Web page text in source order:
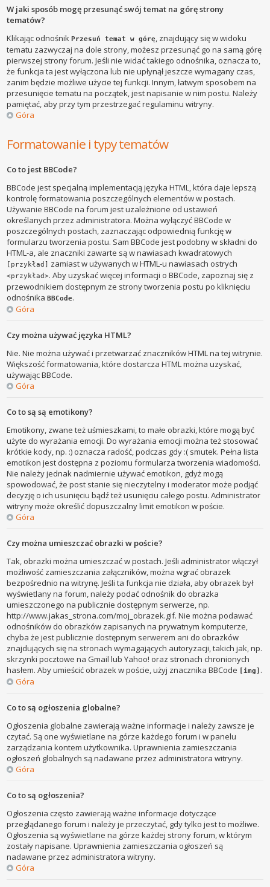
W jaki sposób mogę przesunąć swój temat na górę strony
tematów?
Klikając odnośnikPrzesuń temat w górę, znajdujący się w widoku
tematu zazwyczaj na dole strony, możesz przesunąć go na samą górę
pierwszej strony forum. Jeśli nie widać takiego odnośnika, oznacza to,
że funkcja ta jest wyłączona lub nie upłynął jeszcze wymagany czas,
zanim będzie możliwe użycie tej funkcji. Innym, łatwym sposobem na
przesunięcie tematu na początek, jest napisanie w nim postu. Należy
pamiętać, aby przy tym przestrzegać regulaminu witryny.
Góra
Formatowanie i typy tematów
Co to jest BBCode?
BBCode jest specjalną implementacją języka HTML, która daje lepszą
kontrolę formatowania poszczególnych elementów w postach.
Używanie BBCode na forum jest uzależnione od ustawień
określanych przez administratora. Można wyłączyć BBCode w
poszczególnych postach, zaznaczając odpowiednią funkcję w
formularzu tworzenia postu. Sam BBCode jest podobny w składni do
HTML-a, ale znaczniki zawarte są w nawiasach kwadratowych
[przykład] zamiast w używanych w HTML-u nawiasach ostrych
<przykład>. Aby uzyskać więcej informacji o BBCode, zapoznaj się z
przewodnikiem dostępnym ze strony tworzenia postu po kliknięciu
odnośnikaBBCode.
Góra
Czy można używać języka HTML?
Nie. Nie można używać i przetwarzać znaczników HTML na tej witrynie.
Większość formatowania, które dostarcza HTML można uzyskać,
używając BBCode.
Góra
Co to są są emotikony?
Emotikony, zwane też uśmieszkami, to małe obrazki, które mogą być
użyte do wyrażania emocji. Do wyrażania emocji można też stosować
krótkie kody, np. :) oznacza radość, podczas gdy :( smutek. Pełna lista
emotikon jest dostępna z poziomu formularza tworzenia wiadomości.
Nie należy jednak nadmiernie używać emotikon, gdyż mogą
spowodować, że post stanie się nieczytelny i moderator może podjąć
decyzję o ich usunięciu bądź też usunięciu całego postu. Administrator
witryny może określić dopuszczalny limit emotikon w poście.
Góra
Czy można umieszczać obrazki w poście?
Tak, obrazki można umieszczać w postach. Jeśli administrator włączył
możliwość zamieszczania załączników, można wgrać obrazek
bezpośrednio na witrynę. Jeśli ta funkcja nie działa, aby obrazek był
wyświetlany na forum, należy podać odnośnik do obrazka
umieszczonego na publicznie dostępnym serwerze, np.
http://www.jakas_strona.com/moj_obrazek.gif. Nie można podawać
odnośników do obrazków zapisanych na prywatnym komputerze,
chyba że jest publicznie dostępnym serwerem ani do obrazków
znajdujących się na stronach wymagających autoryzacji, takich jak, np.
skrzynki pocztowe na Gmail lub Yahoo! oraz stronach chronionych
hasłem. Aby umieścić obrazek w poście, użyj znacznika BBCode [img] .
Góra
Co to są ogłoszenia globalne?
Ogłoszenia globalne zawierają ważne informacje i należy zawsze je
czytać. Są one wyświetlane na górze każdego forum i w panelu
zarządzania kontem użytkownika. Uprawnienia zamieszczania
ogłoszeń globalnych są nadawane przez administratora witryny.
Góra
Co to są ogłoszenia?
Ogłoszenia często zawierają ważne informacje dotyczące
przeglądanego forum i należy je przeczytać, gdy tylko jest to możliwe.
Ogłoszenia są wyświetlane na górze każdej strony forum, w którym
zostały napisane. Uprawnienia zamieszczania ogłoszeń są
nadawane przez administratora witryny.
Góra